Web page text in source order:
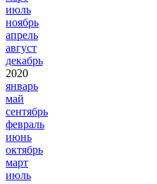
июль
ноябрь
апрель
август
декабрь
2020
январь
май
сентябрь
февраль
июнь
октябрь
март
июль